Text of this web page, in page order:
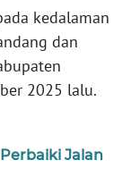
kedalaman
dan
2025 lalu.
Jalan